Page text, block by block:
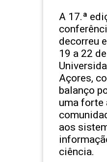
A 17.ª
decorreu
19 a 22
Açores,
balanço
uma forte
aos
ciência.